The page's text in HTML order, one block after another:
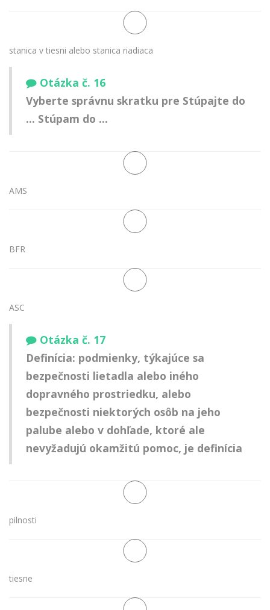
stanica v tiesni alebo stanica riadiaca
Otázka č. 16
Vyberte správnu skratku pre Stúpajte do
... Stúpam do ...
AMS
BFR
ASC
Otázka č. 17
Definícia: podmienky, týkajúce sa
bezpečnosti lietadla alebo iného
dopravného prostriedku, alebo
bezpečnosti niektorých osôb na jeho
palube alebo v dohľade, ktoré ale
nevyžadujú okamžitú pomoc, je definícia
pilnosti
tiesne